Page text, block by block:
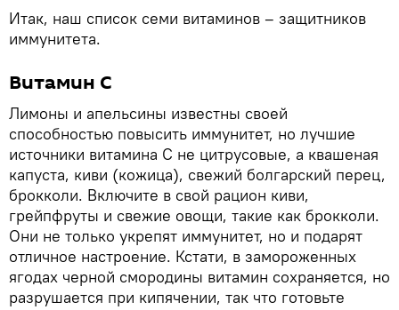
Итак, наш список семи витаминов – защитников
иммунитета.
Витамин C
Лимоны и апельсины известны своей
способностью повысить иммунитет, но лучшие
источники витамина С не цитрусовые, а квашеная
капуста, киви (кожица), свежий болгарский перец,
брокколи. Включите в свой рацион киви,
грейпфруты и свежие овощи, такие как брокколи.
Они не только укрепят иммунитет, но и подарят
отличное настроение. Кстати, в замороженных
ягодах черной смородины витамин сохраняется, но
разрушается при кипячении, так что готовьте